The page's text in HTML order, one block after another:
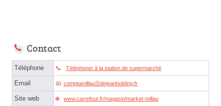
Contact
Téléphone Téléphoner à la station de supermarché
Email comptamillauⓐdejeanholding.fr
Site web www.carrefour.fr/magasin/market-millau